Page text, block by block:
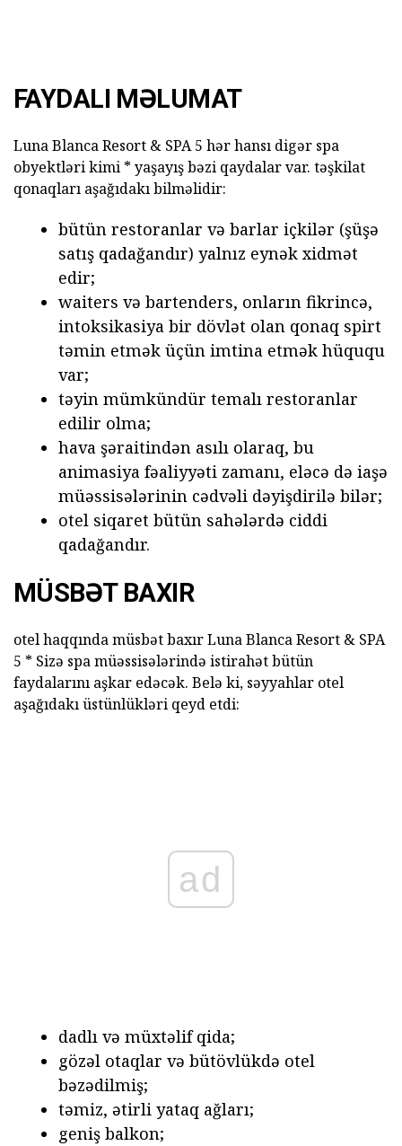
FAYDALI MƏLUMAT
Luna Blanca Resort & SPA 5 hər hansı digər spa
obyektləri kimi * yaşayış bəzi qaydalar var. təşkilat
qonaqları aşağıdakı bilməlidir:
bütün restoranlar və barlar içkilər (şüşə
satış qadağandır) yalnız eynək xidmət
edir;
waiters və bartenders, onların fikrincə,
intoksikasiya bir dövlət olan qonaq spirt
təmin etmək üçün imtina etmək hüququ
var;
təyin mümkündür temalı restoranlar
edilir olma;
hava şəraitindən asılı olaraq, bu
animasiya fəaliyyəti zamanı, eləcə də iaşə
müəssisələrinin cədvəli dəyişdirilə bilər;
otel siqaret bütün sahələrdə ciddi
qadağandır.
MÜSBƏT BAXIR
otel haqqında müsbət baxır Luna Blanca Resort & SPA
5 * Sizə spa müəssisələrində istirahət bütün
faydalarını aşkar edəcək. Belə ki, səyyahlar otel
aşağıdakı üstünlükləri qeyd etdi:
ad
dadlı və müxtəlif qida;
gözəl otaqlar və bütövlükdə otel
bəzədilmiş;
təmiz, ətirli yataq ağları;
geniş balkon;